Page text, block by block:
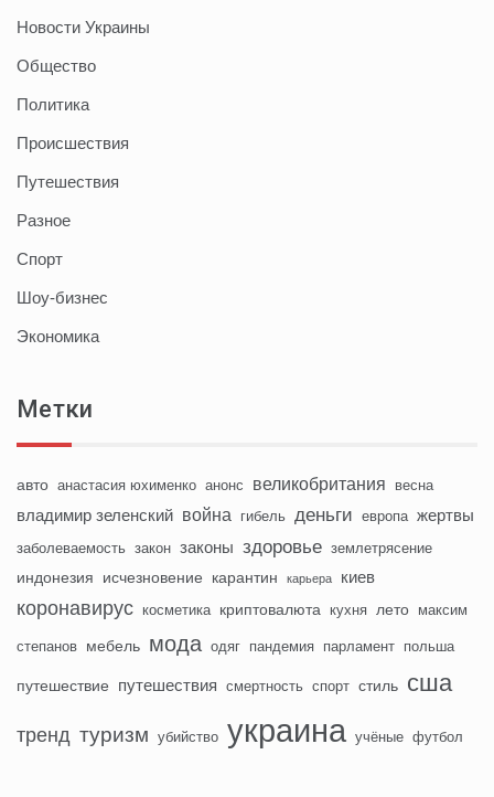
Новости Украины
Общество
Политика
Происшествия
Путешествия
Разное
Спорт
Шоу-бизнес
Экономика
Метки
авто анастасия юхименко анонс великобритания весна
владимир зеленский война гибель деньги европа жертвы
заболеваемость закон законы здоровье землетрясение
индонезия исчезновение карантин карьера киев
коронавирус косметика криптовалюта кухня лето максим
степанов мебель мода одяг пандемия парламент польша
путешествие путешествия смертность спорт стиль сша
тренд туризм убийство украина учёные футбол